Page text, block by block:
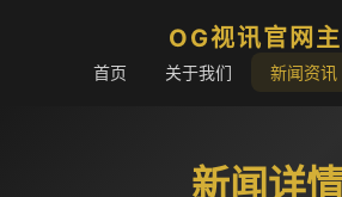
OG视讯官网
首页 关于我们 新闻资讯
新闻详